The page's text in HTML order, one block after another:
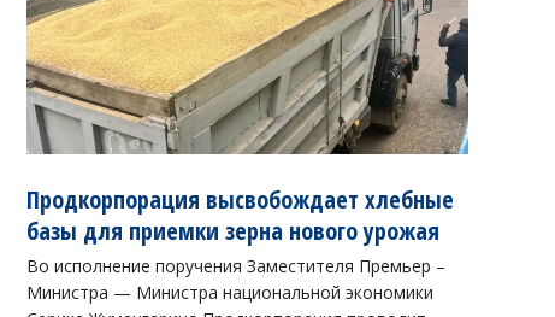
Продкорпорация высвобождает хлебные
базы для приемки зерна нового урожая
Во исполнение поручения Заместителя Премьер –
Министра — Министра национальной экономики